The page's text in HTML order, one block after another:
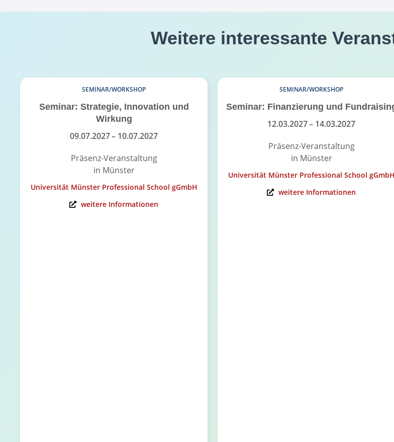
Weitere interessante
SEMINAR/WORKSHOP
Seminar: Strategie, Innovation und
Wirkung
09.07.2027– 10.07.2027
Präsenz-Veranstaltung
in Münster
Universität Münster Professional School gGmbH
weitere Informationen
SEMINAR/WORKSHOP
Seminar: Finanzierung und
12.03.2027– 14.03.2027
Präsenz-Veranstaltung
in Münster
Universität Münster Professional School gGmbH
weitere Informationen